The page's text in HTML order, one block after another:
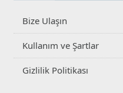
Bize Ulaşın
Kullanım ve Şartlar
Gizlilik Politikası